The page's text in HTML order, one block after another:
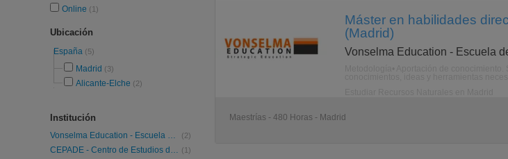
Online (1)
Ubicación
España (5)
Madrid (3)
Alicante-Elche (2)
Institución
Vonselma Education - Escuela de Liderazgo y Gobernación (2)
CEPADE - Centro de Estudios de Postgrado de Administración de Empresas (1)
Máster en habilidades
(Madrid)
Vonselma Education - Escuela
Maestrías - 480 Horas - Madrid